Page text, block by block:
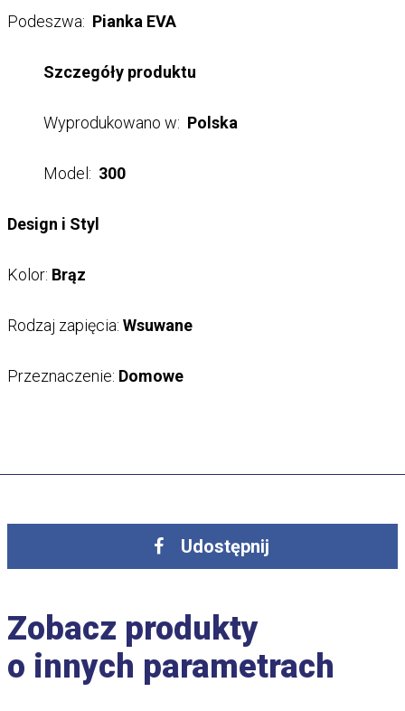
Podeszwa: Pianka EVA
Szczegóły produktu
Wyprodukowano w: Polska
Model: 300
Design i Styl
Kolor: Brąz
Rodzaj zapięcia: Wsuwane
Przeznaczenie: Domowe
Udostępnij
Zobacz produkty
o innych parametrach